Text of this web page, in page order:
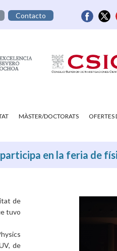
Contacto
MÀSTER/DOCTORATS
en la feria de
de
tuvo
de